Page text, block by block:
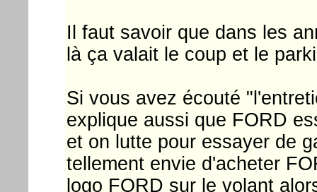
Il faut savoir que dans les
là ça valait le coup et le
Si vous avez écouté
explique aussi que FORD
et on lutte pour essayer de
tellement envie d'acheter
logo FORD sur le volant